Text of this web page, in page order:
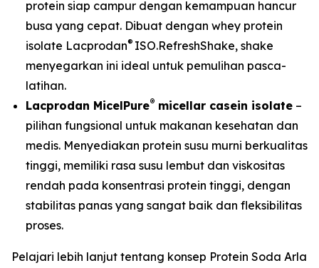
protein siap campur dengan kemampuan hancur
busa yang cepat. Dibuat dengan whey protein
isolate Lacprodan® ISO.RefreshShake, shake
menyegarkan ini ideal untuk pemulihan pasca-
latihan.
Lacprodan MicelPure® micellar casein isolate –
pilihan fungsional untuk makanan kesehatan dan
medis. Menyediakan protein susu murni berkualitas
tinggi, memiliki rasa susu lembut dan viskositas
rendah pada konsentrasi protein tinggi, dengan
stabilitas panas yang sangat baik dan fleksibilitas
proses.
Pelajari lebih lanjut tentang konsep Protein Soda Arla